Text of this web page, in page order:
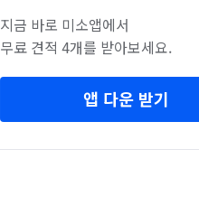
지금 바로 미소앱에서
무료 견적 4개를 받아보세요.
앱 다운 받기